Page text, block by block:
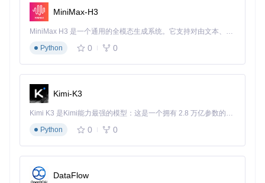
括：
BIOS文件版本不匹配导致图形渲染异常
未启用必要的硬件加速特性
二、配置优化实施：PCSX2画质增强全流程
基础兼容性配置：构建稳定运行环境
基础配置是画质优化的前提，这一步将确保模拟器能够稳定运
行并为后续优化奠定基础。
首次启动配置向导
PCSX2的初始设置向导提供了关键的兼容性配置选项：
MiniMax-H3
MiniMax H3 是一个通用的全模态生成系统。它支持对由文本、图像、视频和音频组成的多模态上下文进行统一理解，并能生成分辨率高达 2K、时长可达 15 秒的带原生立体声音频的视频。得益于面向任务泛化的系统设计，H3 在预训练阶段就已具备广泛的多模态上下文理解与生成能力，能够出色地执行复杂的多模态指令。
Python
0 0
Kimi-K3
Kimi K3 是Kimi能力最强的模型：这是一个拥有 2.8 万亿参数的混合专家（MoE）模型，具备原生视觉理解能力，并支持 100 万 token 的上下文窗口。
Python
0 0
DataFlow